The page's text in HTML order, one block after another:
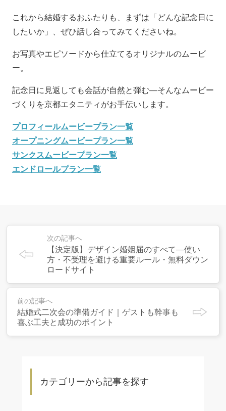
これから結婚するおふたりも、まずは「どんな記念日に
したいか」、ぜひ話し合ってみてくださいね。
お写真やエピソードから仕立てるオリジナルのムービ
ー。
記念日に見返しても会話が自然と弾む—そんなムービー
づくりを京都エタニティがお手伝いします。
プロフィールムービープラン一覧
オープニングムービープラン一覧
サンクスムービープラン一覧
エンドロールプラン一覧
次の記事へ
【決定版】デザイン婚姻届のすべて―使い
方・不受理を避ける重要ルール・無料ダウン
ロードサイト
前の記事へ
結婚式二次会の準備ガイド｜ゲストも幹事も
喜ぶ工夫と成功のポイント
カテゴリーから記事を探す